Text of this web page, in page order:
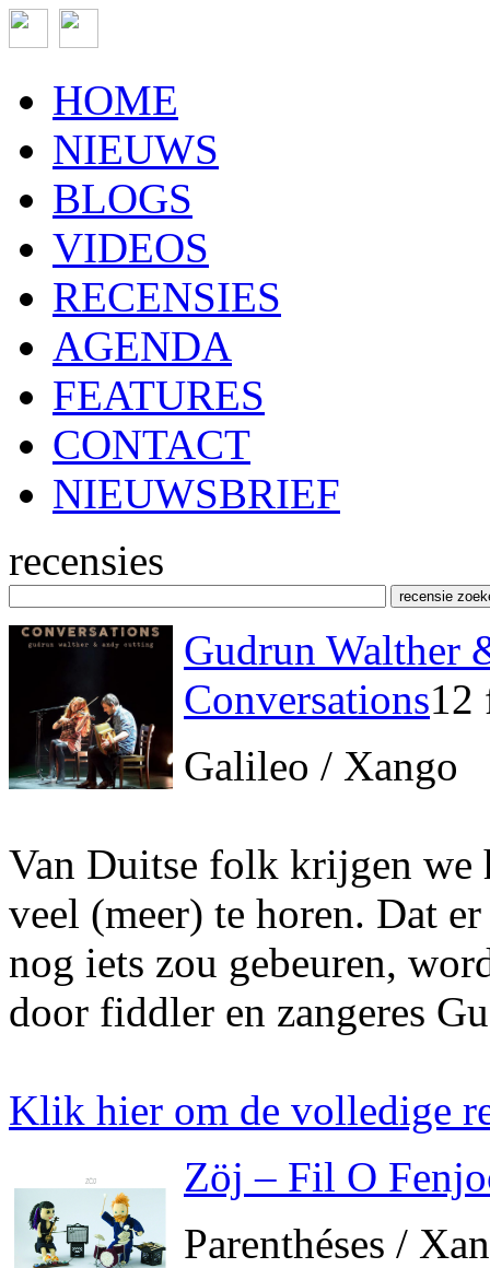
HOME
NIEUWS
BLOGS
VIDEOS
RECENSIES
AGENDA
FEATURES
CONTACT
NIEUWSBRIEF
recensies
Gudrun Walther
Conversations12
Galileo / Xango
Van Duitse folk krijgen we
veel (meer) te horen. Dat
nog iets zou gebeuren,
door fiddler en zangeres
Klik hier om de volledige
Zöj – Fil O
Parenthéses /